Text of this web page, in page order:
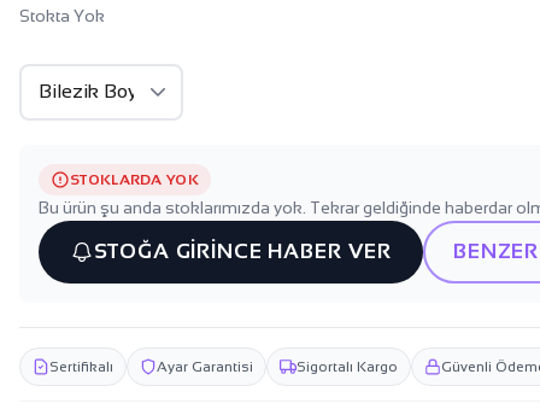
Stokta Yok
STOKLARDA YOK
Bu ürün şu anda stoklarımızda yok. Tekrar geldiğinde haberdar
STOĞA GİRİNCE HABER VER
Sertifikalı Ayar Garantisi Sigortalı Kargo Güvenli